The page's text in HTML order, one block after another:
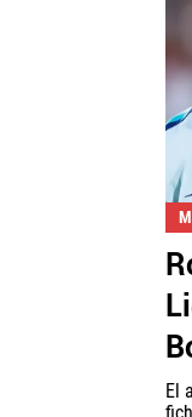
El